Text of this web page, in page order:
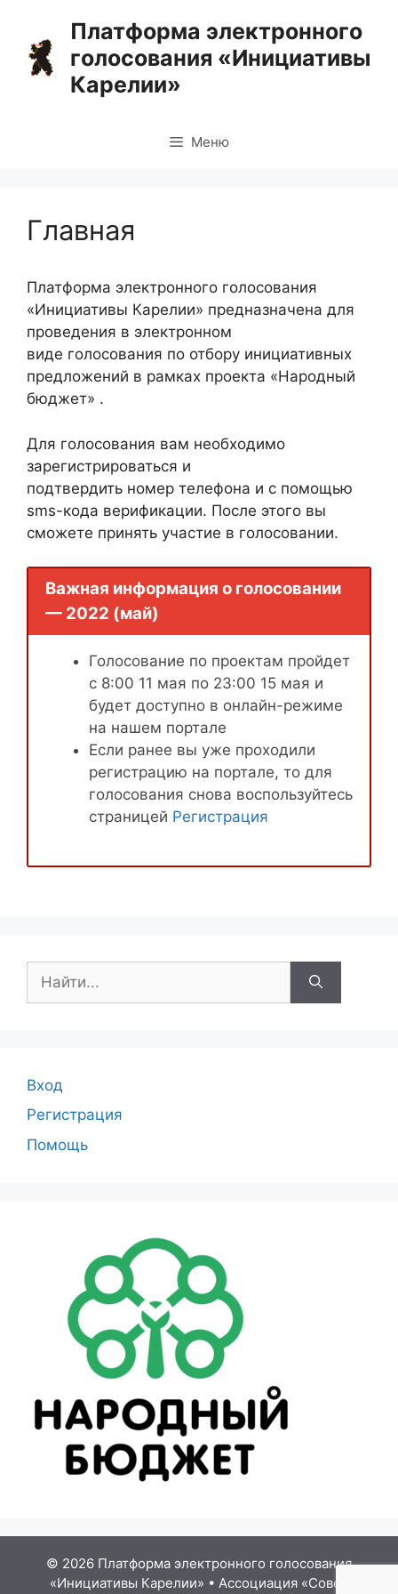
содержимому
Платформа электронного
голосования «Инициативы
Карелии»
Меню
Главная
Платформа электронного голосования
«Инициативы Карелии» предназначена для
проведения в электронном
виде голосования по отбору инициативных
предложений в рамках проекта «Народный
бюджет» .
Для голосования вам необходимо
зарегистрироваться и
подтвердить номер телефона и с помощью
sms-кода верификации. После этого вы
сможете принять участие в голосовании.
Важная информация о голосовании
— 2022 (май)
Голосование по проектам пройдет
с 8:00 11 мая по 23:00 15 мая и
будет доступно в онлайн-режиме
на нашем портале
Если ранее вы уже проходили
регистрацию на портале, то для
голосования снова воспользуйтесь
страницей Регистрация
Вход
Регистрация
Помощь
© 2026 Платформа электронного голосования
«Инициативы Карелии» • Ассоциация «Совет